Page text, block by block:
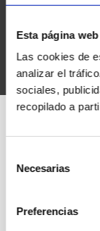
Esta página
Las cookies de
analizar el
sociales,
recopilado a
Necesarias
Preferencias
© 2026 IT-Planet